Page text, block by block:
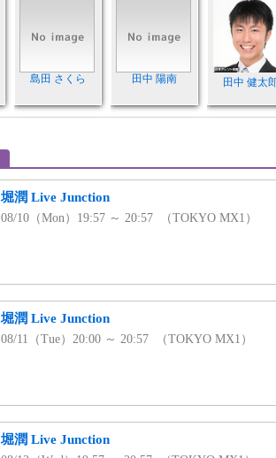
島田 さくら 田中 陽南 田中 健太
堀潤 Live Junction
08/10（Mon）19:57 ～ 20:57 （TOKYO MX1）
堀潤 Live Junction
08/11（Tue）20:00 ～ 20:57 （TOKYO MX1）
堀潤 Live Junction